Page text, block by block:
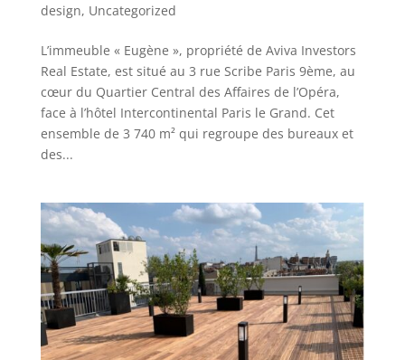
design, Uncategorized
L’immeuble « Eugène », propriété de Aviva Investors
Real Estate, est situé au 3 rue Scribe Paris 9ème, au
cœur du Quartier Central des Affaires de l’Opéra,
face à l’hôtel Intercontinental Paris le Grand. Cet
ensemble de 3 740 m² qui regroupe des bureaux et
des...